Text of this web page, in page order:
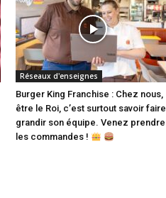
Réseaux d'enseignes
Burger King Franchise : Chez nous,
être le Roi, c’est surtout savoir faire
grandir son équipe. Venez prendre
les commandes !